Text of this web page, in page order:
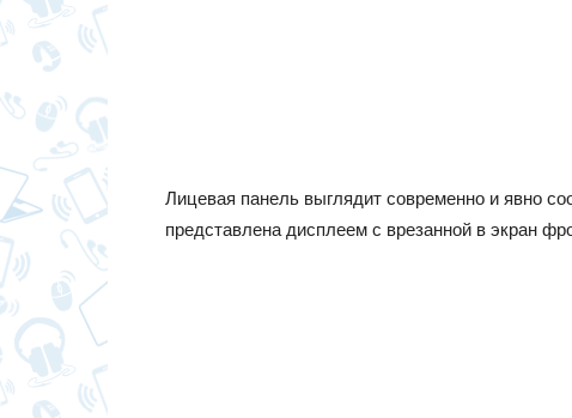
Лицевая панель выглядит современно и явно
представлена дисплеем с врезанной в экран